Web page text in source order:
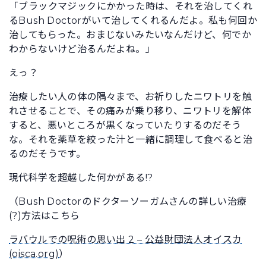
「ブラックマジックにかかった時は、それを治してくれ
るBush Doctorがいて治してくれるんだよ。私も何回か
治してもらった。おまじないみたいなんだけど、何でか
わからないけど治るんだよね。」
えっ？
治療したい人の体の隅々まで、お祈りしたニワトリを触
れさせることで、その痛みが乗り移り、ニワトリを解体
すると、悪いところが黒くなっていたりするのだそう
な。それを薬草を絞った汁と一緒に調理して食べると治
るのだそうです。
現代科学を超越した何かがある!?
（Bush Doctorのドクターソーガムさんの詳しい治療
(?)方法はこちら
ラバウルでの呪術の思い出 2 – 公益財団法人オイスカ
(oisca.org)）